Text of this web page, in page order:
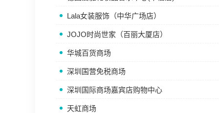
Lala女装服饰（中华广场店）
JOJO时尚世家（百丽大厦店）
华城百货商场
深圳国营免税商场
深圳国际商场嘉宾店购物中心
天虹商场